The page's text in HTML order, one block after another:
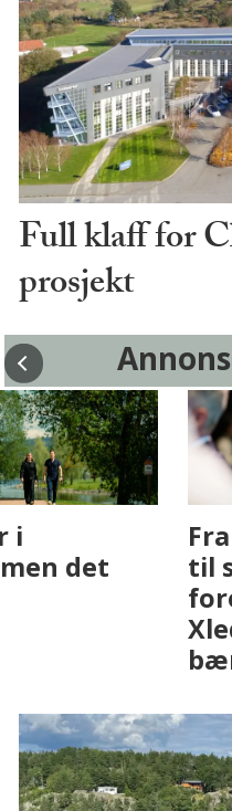
Full klaff for
prosjekt
Fenistra endrer
med AI. Slik ser vi